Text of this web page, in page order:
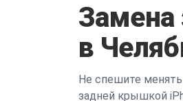
Замена
в
Не спешите
задней крышкой